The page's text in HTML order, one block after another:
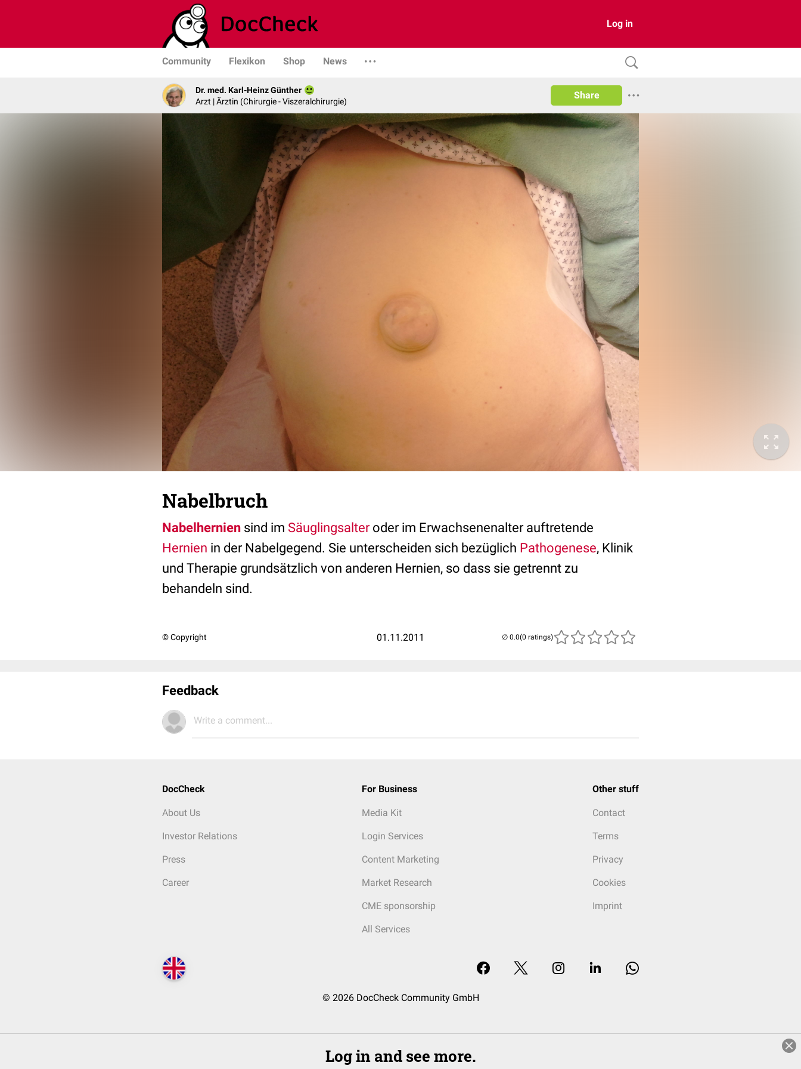
Log in
Community Flexikon Shop News
Dr. med. Karl-Heinz Günther
Arzt | Ärztin (Chirurgie - Viszeralchirurgie)
Share
Nabelbruch
Nabelhernien sind im Säuglingsalteroder im Erwachsenenalter auftretende
Hernien in der Nabelgegend. Sie unterscheiden sich bezüglich Pathogenese, Klinik
und Therapie grundsätzlich von anderen Hernien, so dass sie getrennt zu
behandeln sind.
© Copyright 01.11.2011 (0 ratings)
Feedback
Write a comment...
DocCheck
About Us
Investor Relations
Press
Career
For Business
Media Kit
Login Services
Content Marketing
Market Research
CME sponsorship
All Services
Other stuff
Contact
Terms
Privacy
Cookies
Imprint
© 2026 DocCheck Community GmbH
Log in and see more.